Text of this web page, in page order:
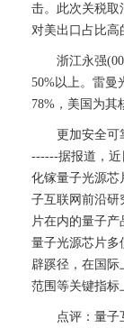
击。此次关税取
对美出口占比高
浙江永强
50%以上。雷曼
78%，美国为其
更加安全可靠
------据报道，近
化镓量子光源芯
子互联网前沿研
片在内的量子产
量子光源芯片多
辟蹊径，在国际
范围等关键指标
点评：量子互